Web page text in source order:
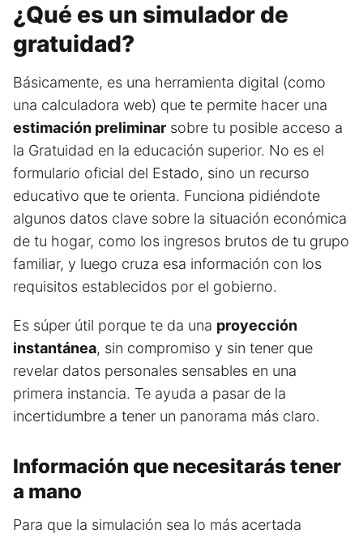
¿Qué es un simulador de
gratuidad?
Básicamente, es una herramienta digital (como
una calculadora web) que te permite hacer una
estimación preliminar sobre tu posible acceso a
la Gratuidad en la educación superior. No es el
formulario oficial del Estado, sino un recurso
educativo que te orienta. Funciona pidiéndote
algunos datos clave sobre la situación económica
de tu hogar, como los ingresos brutos de tu grupo
familiar, y luego cruza esa información con los
requisitos establecidos por el gobierno.
Es súper útil porque te da una proyección
instantánea, sin compromiso y sin tener que
revelar datos personales sensables en una
primera instancia. Te ayuda a pasar de la
incertidumbre a tener un panorama más claro.
Información que necesitarás tener
a mano
Para que la simulación sea lo más acertada